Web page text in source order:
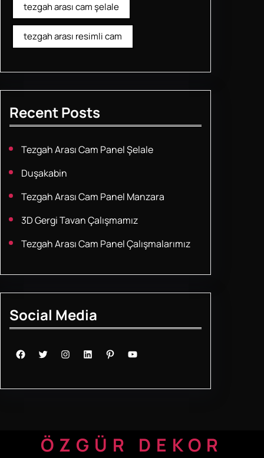
tezgah arası cam şelale
tezgah arası resimli cam
Recent Posts
Tezgah Arası Cam Panel Şelale
Duşakabin
Tezgah Arası Cam Panel Manzara
3D Gergi Tavan Çalışmamız
Tezgah Arası Cam Panel Çalışmalarımız
Social Media
Facebook Twitter Instagram LinkedIn Pinterest YouTube
ÖZGÜR DEKOR